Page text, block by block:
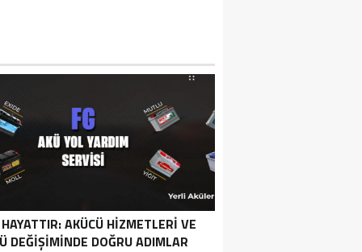
AKÜCÜ HIZMETLERI VE
DEĞIŞIMINDE DOĞRU ADIMLAR